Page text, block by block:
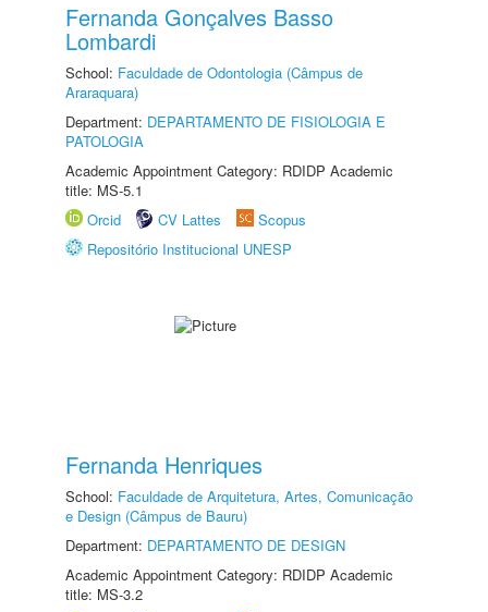
Fernanda Gonçalves Basso
Lombardi
School: Faculdade de Odontologia (Câmpus de
Araraquara)
Department: DEPARTAMENTO DE FISIOLOGIA E
PATOLOGIA
Academic Appointment Category: RDIDP Academic
title: MS-5.1
Orcid
CV Lattes
Scopus
Repositório Institucional UNESP
Fernanda Henriques
School: Faculdade de Arquitetura, Artes, Comunicação
e Design (Câmpus de Bauru)
Department: DEPARTAMENTO DE DESIGN
Academic Appointment Category: RDIDP Academic
title: MS-3.2